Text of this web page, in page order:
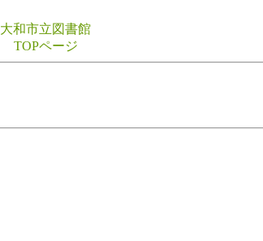
大和市立図書館
TOPページ